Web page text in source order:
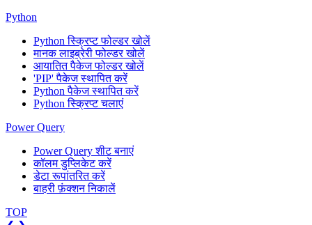
Python
Python स्क्रिप्ट फोल्डर खोलें
मानक लाइब्रेरी फोल्डर खोलें
आयातित पैकेज फोल्डर खोलें
'PIP' पैकेज स्थापित करें
Python पैकेज स्थापित करें
Python स्क्रिप्ट चलाएं
Power Query
Power Query शीट बनाएं
कॉलम डुप्लिकेट करें
डेटा रूपांतरित करें
बाहरी फ़ंक्शन निकालें
TOP